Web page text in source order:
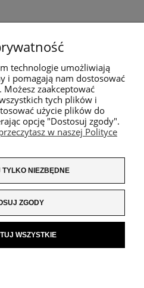
technologie umożliwiają
i pomagają nam dostosować
zaakceptować
tych plików i
użycie plików do
opcję "Dostosuj zgody".
w naszej Polityce
NIEZBĘDNE
ZGODY
WSZYSTKIE